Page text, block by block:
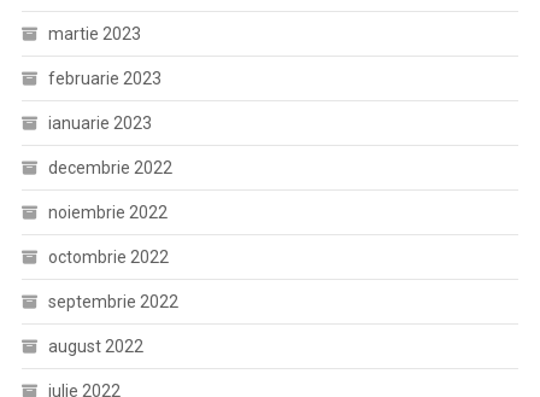
martie 2023
februarie 2023
ianuarie 2023
decembrie 2022
noiembrie 2022
octombrie 2022
septembrie 2022
august 2022
iulie 2022